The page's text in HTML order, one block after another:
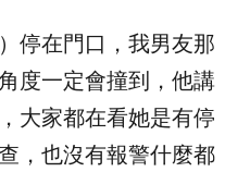
停在門口，我男友那
度一定會撞到，他講
大家都在看她是有停
，也沒有報警什麼都